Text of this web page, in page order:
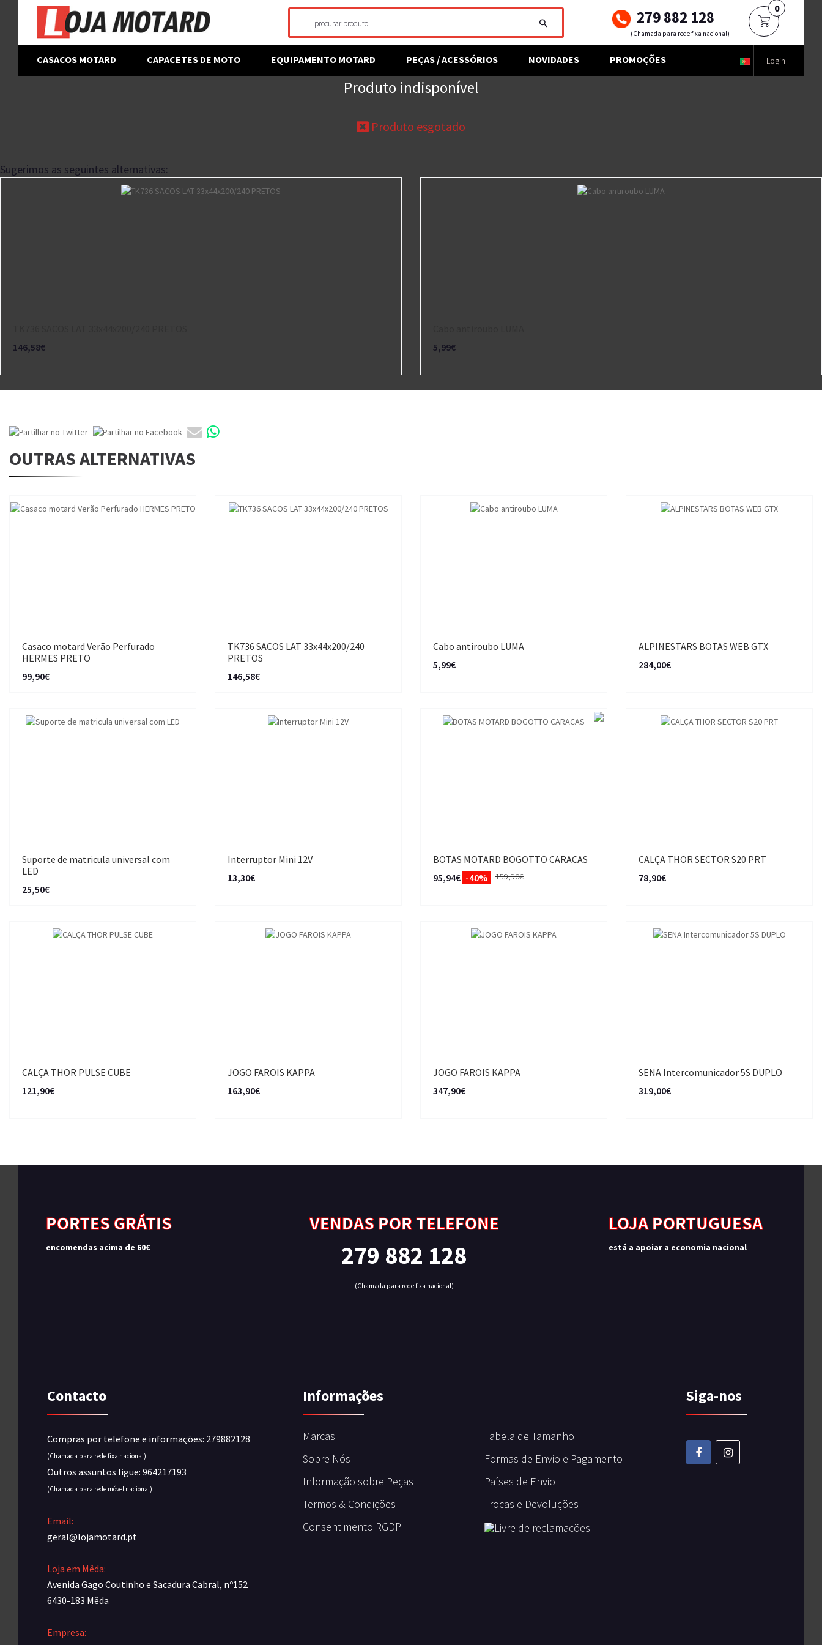
CASACOS MOTARD CAPACETES DE MOTO EQUIPAMENTO MOTARD PEÇAS / ACESSÓRIOS NOVIDADES PROMOÇÕES Login
279 882 128
(Chamada para rede fixa nacional)
0
Produto indisponível
Produto esgotado
Sugerimos as seguintes alternativas:
146,58€
5,99€
OUTRAS ALTERNATIVAS
Casaco motard Verão Perfurado
HERMES PRETO
99,90€
TK736 SACOS LAT 33x44x200/240
PRETOS
146,58€
Cabo antiroubo LUMA
5,99€
ALPINESTARS BOTAS WEB GTX
284,00€
Suporte de matricula universal com
LED
25,50€
Interruptor Mini 12V
13,30€
BOTAS MOTARD BOGOTTO CARACAS
95,94€ -40% 159,90€
CALÇA THOR SECTOR S20 PRT
78,90€
CALÇA THOR PULSE CUBE
121,90€
JOGO FAROIS KAPPA
163,90€
JOGO FAROIS KAPPA
347,90€
SENA Intercomunicador 5S DUPLO
319,00€
PORTES GRÁTIS
encomendas acima de 60€
VENDAS POR TELEFONE
279 882 128
(Chamada para rede fixa nacional)
LOJA PORTUGUESA
está a apoiar a economia nacional
Contacto
Compras por telefone e informações: 279882128
(Chamada para rede fixa nacional)
Outros assuntos ligue: 964217193
(Chamada para rede móvel nacional)
Email:
geral@lojamotard.pt
Loja em Mêda:
Avenida Gago Coutinho e Sacadura Cabral, nº152
6430-183 Mêda
Empresa:
Informações
Marcas
Sobre Nós
Informação sobre Peças
Termos & Condições
Consentimento RGDP
Tabela de Tamanho
Formas de Envio e Pagamento
Países de Envio
Trocas e Devoluções
Siga-nos